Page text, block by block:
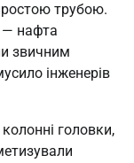
трубою.
— нафта
звичним
інженерів
головки,